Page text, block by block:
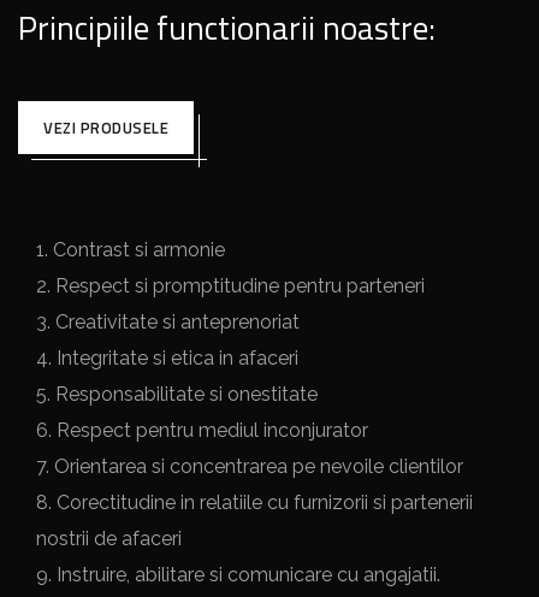
Principiile functionarii noastre:
VEZI PRODUSELE
1. Contrast si armonie
2. Respect si promptitudine pentru parteneri
3. Creativitate si anteprenoriat
4. Integritate si etica in afaceri
5. Responsabilitate si onestitate
6. Respect pentru mediul inconjurator
7. Orientarea si concentrarea pe nevoile clientilor
8. Corectitudine in relatiile cu furnizorii si partenerii
nostrii de afaceri
9. Instruire, abilitare si comunicare cu angajatii.